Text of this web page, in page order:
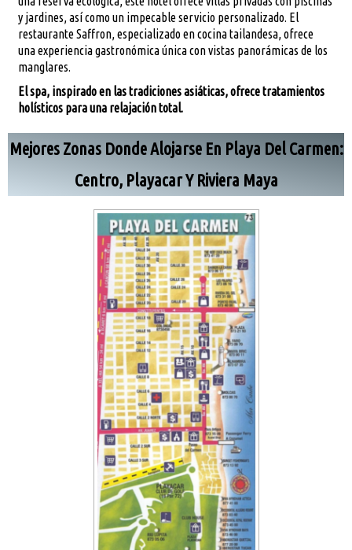
y jardines, así como un impecable servicio personalizado. El
restaurante Saffron, especializado en cocina tailandesa, ofrece
una experiencia gastronómica única con vistas panorámicas de los
manglares.
El spa, inspirado en las tradiciones asiáticas, ofrece tratamientos
holísticos para una relajación total.
Mejores Zonas Donde Alojarse En Playa Del Carmen:
Centro, Playacar Y Riviera Maya